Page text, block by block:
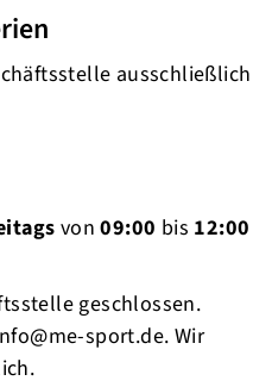
ausschließlich
von09:00 bis 12:00
geschlossen.
sport.de. Wir